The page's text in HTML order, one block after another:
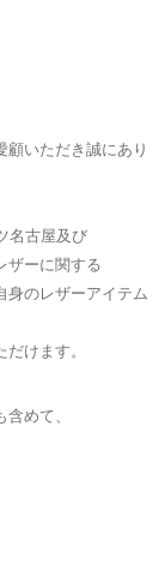
いただき誠にあり
名古屋及び
ザーに関する
身のレザーアイテム
けます。
めて、